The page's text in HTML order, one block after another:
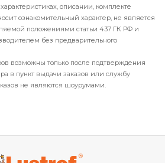
описании, комплекте
ознакомительный характер, не является
положениями статьи 437 ГК РФ и
без предварительного
возможны только после подтверждения
в пункт выдачи заказов или службу
не являются шоурумами.